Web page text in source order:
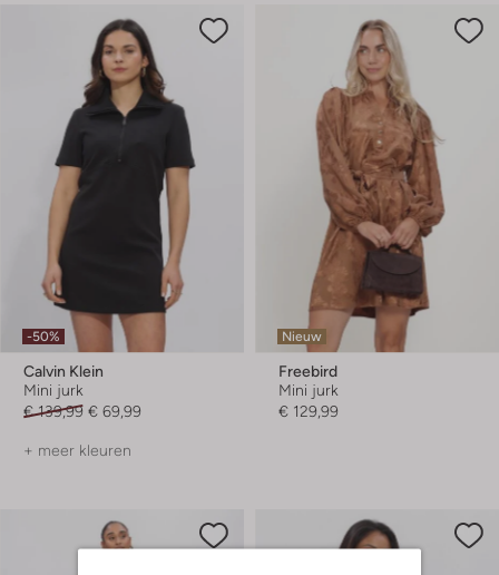
-50%
Calvin Klein
Mini jurk
€ 139,99 € 69,99
+ meer kleuren
Nieuw
Freebird
Mini jurk
€ 129,99